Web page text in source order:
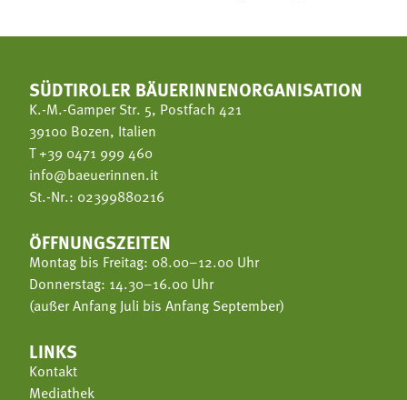
SÜDTIROLER BÄUERINNENORGANISATION
K.-M.-Gamper Str. 5, Postfach 421
39100 Bozen, Italien
T+39 0471 999 460
info@baeuerinnen.it
St.-Nr.: 02399880216
ÖFFNUNGSZEITEN
Montag bis Freitag: 08.00–12.00 Uhr
Donnerstag: 14.30–16.00 Uhr
(außer Anfang Juli bis Anfang September)
LINKS
Kontakt
Mediathek